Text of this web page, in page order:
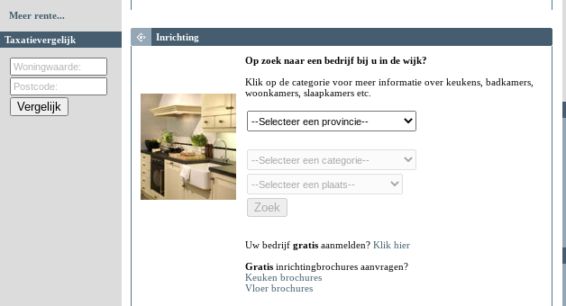
Meer rente...
Taxatievergelijk Inrichting
Op zoek naar een bedrijf bij u in de wijk?
Klik op de categorie voor meer informatie over keukens, badkamers,
woonkamers, slaapkamers etc.
Uw bedrijf gratis aanmelden? Klik hier
Gratis inrichtingbrochures aanvragen?
Keuken brochures
Vloer brochures